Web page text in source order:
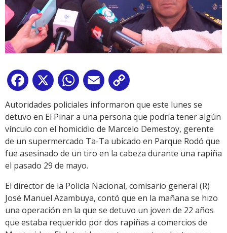
Facebook
X WhatsApp
Email
Link
Autoridades policiales informaron que este lunes se
detuvo en El Pinar a una persona que podría tener algún
vínculo con el homicidio de Marcelo Demestoy, gerente
de un supermercado Ta-Ta ubicado en Parque Rodó que
fue asesinado de un tiro en la cabeza durante una rapiña
el pasado 29 de mayo.
El director de la Policía Nacional, comisario general (R)
José Manuel Azambuya, contó que en la mañana se hizo
una operación en la que se detuvo un joven de 22 años
que estaba requerido por dos rapiñas a comercios de